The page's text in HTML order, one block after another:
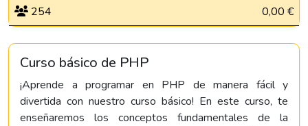
254 0,00 €
Curso básico de PHP
¡Aprende a programar en PHP de manera fácil y
divertida con nuestro curso básico! En este curso, te
enseñaremos los conceptos fundamentales de la